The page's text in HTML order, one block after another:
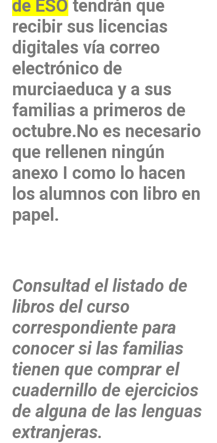
de ESO tendrán que
recibir sus licencias
digitales vía correo
electrónico de
murciaeduca y a sus
familias a primeros de
octubre.No es necesario
que rellenen ningún
anexo I como lo hacen
los alumnos con libro en
papel.
Consultad el listado de
libros del curso
correspondiente para
conocer si las familias
tienen que comprar el
cuadernillo de ejercicios
de alguna de las lenguas
extranjeras.